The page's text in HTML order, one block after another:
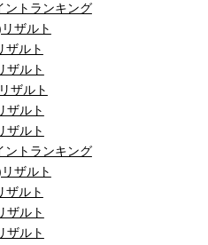
ントランキング
ザルト
ザルト
ザルト
ザルト
ザルト
ザルト
ントランキング
ザルト
ザルト
ザルト
ザルト